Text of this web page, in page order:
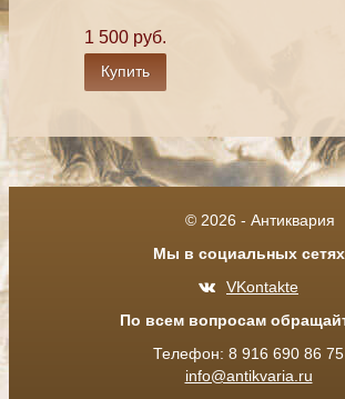
1 500 руб.
Купить
© 2026 - Антиквария
Мы в социальных сетях
VKontakte
По всем вопросам
Телефон: 8 916 690 86 75
info@antikvaria.ru